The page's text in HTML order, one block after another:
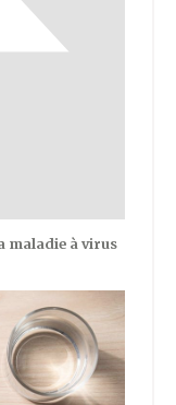
maladie à virus